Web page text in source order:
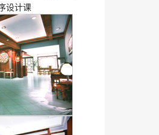
设计课